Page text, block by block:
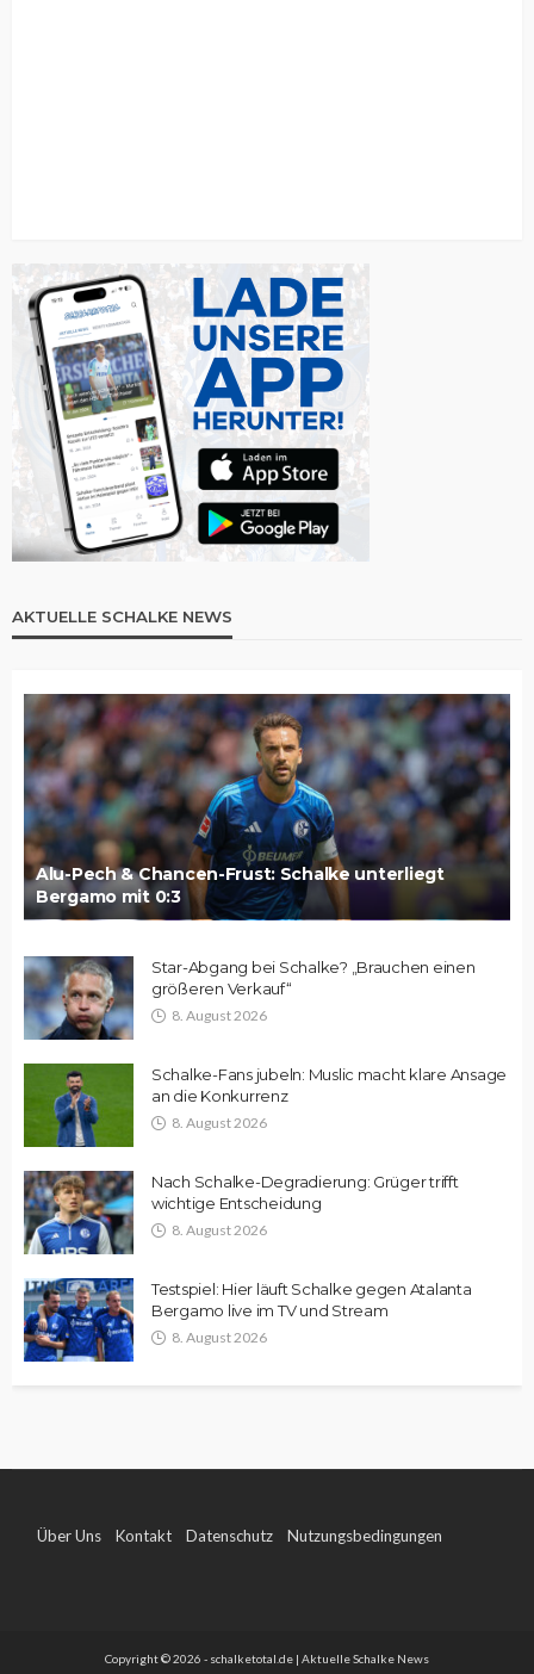
AKTUELLE SCHALKE NEWS
Alu-Pech & Chancen-Frust: Schalke unterliegt
Bergamo mit 0:3
Star-Abgang bei Schalke? „Brauchen einen
größeren Verkauf“
8. August 2026
Schalke-Fans jubeln: Muslic macht klare Ansage
an die Konkurrenz
8. August 2026
Nach Schalke-Degradierung: Grüger trifft
wichtige Entscheidung
8. August 2026
Testspiel: Hier läuft Schalke gegen Atalanta
Bergamo live im TV und Stream
8. August 2026
Über Uns Kontakt Datenschutz Nutzungsbedingungen
Copyright © 2026 - schalketotal.de | Aktuelle Schalke News